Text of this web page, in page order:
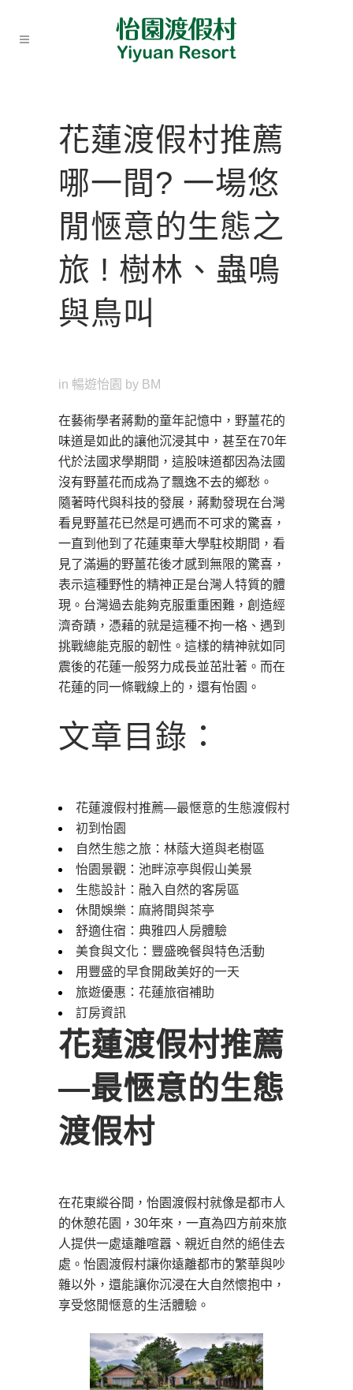
花蓮渡假村推薦
哪一間? 一場悠
閒愜意的生態之
旅 ! 樹林、蟲鳴
與鳥叫
in 暢遊怡園 by BM
在藝術學者蔣勳的童年記憶中，野薑花的
味道是如此的讓他沉浸其中，甚至在70年
代於法國求學期間，這股味道都因為法國
沒有野薑花而成為了飄逸不去的鄉愁。
隨著時代與科技的發展，蔣勳發現在台灣
看見野薑花已然是可遇而不可求的驚喜，
一直到他到了花蓮東華大學駐校期間，看
見了滿遍的野薑花後才感到無限的驚喜，
表示這種野性的精神正是台灣人特質的體
現。台灣過去能夠克服重重困難，創造經
濟奇蹟，憑藉的就是這種不拘一格、遇到
挑戰總能克服的韌性。這樣的精神就如同
震後的花蓮一般努力成長並茁壯著。而在
花蓮的同一條戰線上的，還有怡園。
文章目錄：
花蓮渡假村推薦―最愜意的生態渡假村
初到怡園
自然生態之旅：林蔭大道與老樹區
怡園景觀：池畔涼亭與假山美景
生態設計：融入自然的客房區
休閒娛樂：麻將間與茶亭
舒適住宿：典雅四人房體驗
美食與文化：豐盛晚餐與特色活動
用豐盛的早食開啟美好的一天
旅遊優惠：花蓮旅宿補助
訂房資訊
花蓮渡假村推薦
―最愜意的生態
渡假村
在花東縱谷間，怡園渡假村就像是都市人
的休憩花園，30年來，一直為四方前來旅
人提供一處遠離喧囂、親近自然的絕佳去
處。怡園渡假村讓你遠離都市的繁華與吵
雜以外，還能讓你沉浸在大自然懷抱中，
享受悠閒愜意的生活體驗。